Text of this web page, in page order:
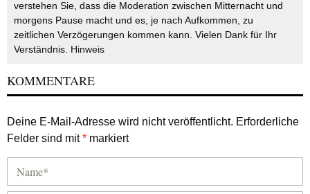
verstehen Sie, dass die Moderation zwischen Mitternacht und
morgens Pause macht und es, je nach Aufkommen, zu
zeitlichen Verzögerungen kommen kann. Vielen Dank für Ihr
Verständnis. Hinweis
KOMMENTARE
Deine E-Mail-Adresse wird nicht veröffentlicht. Erforderliche
Felder sind mit* markiert